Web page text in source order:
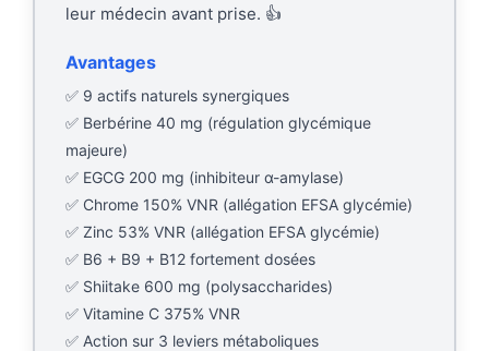
leur médecin avant prise. 👍
Avantages
✅ 9 actifs naturels synergiques
✅ Berbérine 40 mg (régulation glycémique
majeure)
✅ EGCG 200 mg (inhibiteur α-amylase)
✅ Chrome 150% VNR (allégation EFSA glycémie)
✅ Zinc 53% VNR (allégation EFSA glycémie)
✅ B6 + B9 + B12 fortement dosées
✅ Shiitake 600 mg (polysaccharides)
✅ Vitamine C 375% VNR
✅ Action sur 3 leviers métaboliques